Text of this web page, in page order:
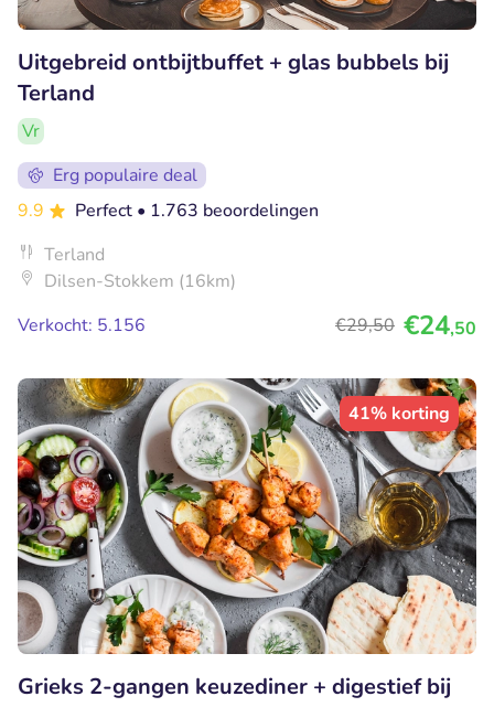
Uitgebreid ontbijtbuffet + glas bubbels bij
Terland
Vr
Erg populaire deal
9.9
Perfect • 1.763 beoordelingen
Terland
Dilsen-Stokkem (16km)
Verkocht: 5.156
€29,50 €24,50
41% korting
Grieks 2-gangen keuzediner + digestief bij